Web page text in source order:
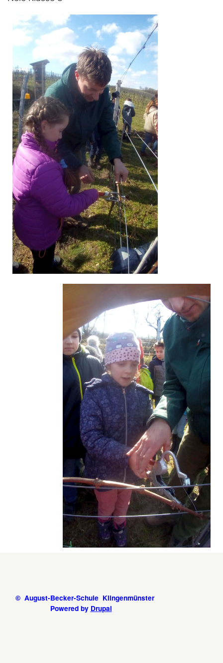
© August-Becker-Schule Klingenmünster
Powered by Drupal